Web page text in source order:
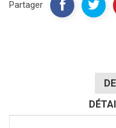
Partager